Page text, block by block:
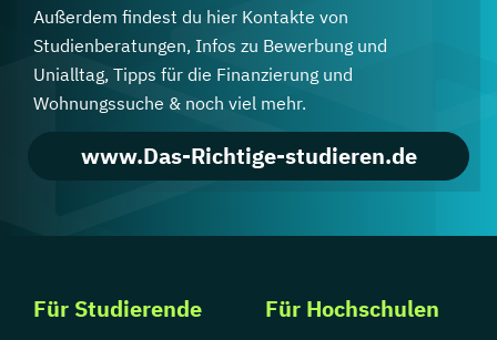
Außerdem findest du hier Kontakte von
Studienberatungen, Infos zu Bewerbung und
Unialltag, Tipps für die Finanzierung und
Wohnungssuche & noch viel mehr.
www.Das-Richtige-studieren.de
Für Studierende Für Hochschulen